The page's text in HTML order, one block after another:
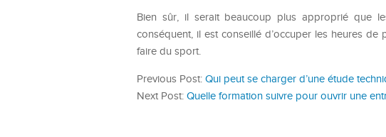
Bien sûr, il serait beaucoup plus approprié que
conséquent, il est conseillé d’occuper les heures
faire du sport.
Previous Post: Qui peut se charger d’une étude
Next Post: Quelle formation suivre pour ouvrir une